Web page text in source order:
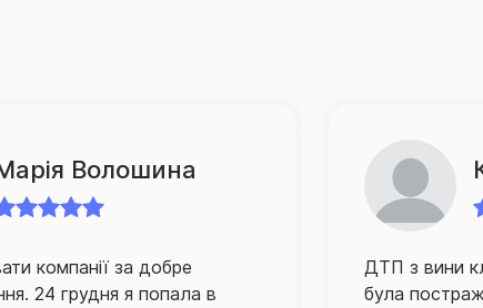
Страхова група «ТАС» приділяє максимальну
своїх клієнтів та опікується питаннями
Уважний підхід до потреб клієнтів,
грамотний супровід в разі настання
Семененко
цієї компанії, в якій я
стороною, сталася в
Оформлюю
задоволена,